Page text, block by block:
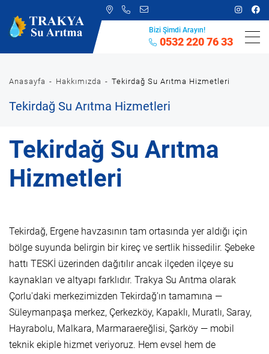
Bizi Şimdi Arayın!
0532 220 76 33
Anasayfa Hakkımızda Tekirdağ Su Arıtma Hizmetleri
Tekirdağ Su Arıtma Hizmetleri
Tekirdağ Su Arıtma
Hizmetleri
Tekirdağ, Ergene havzasının tam ortasında yer aldığı için
bölge suyunda belirgin bir kireç ve sertlik hissedilir. Şebeke
hattı TESKİ üzerinden dağıtılır ancak ilçeden ilçeye su
kaynakları ve altyapı farklıdır. Trakya Su Arıtma olarak
Çorlu'daki merkezimizden Tekirdağ'ın tamamına —
Süleymanpaşa merkez, Çerkezköy, Kapaklı, Muratlı, Saray,
Hayrabolu, Malkara, Marmaraereğlisi, Şarköy — mobil
teknik ekiple hizmet veriyoruz. Hem evsel hem de